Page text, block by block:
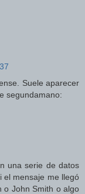
Suele aparecer
segundamano:
una serie de datos
el mensaje me llegó
o John Smith o algo